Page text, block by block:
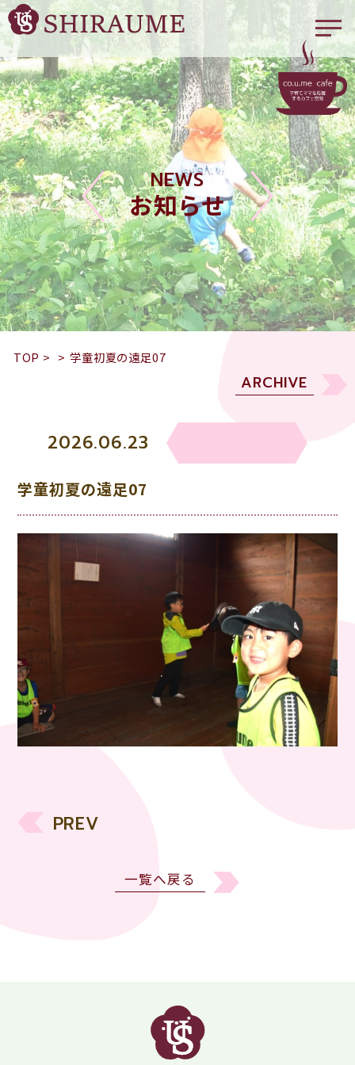
NEWS
お知らせ
TOP > > 学童初夏の遠足07
ARCHIVE
2026.06.23
学童初夏の遠足07
PREV
一覧へ戻る